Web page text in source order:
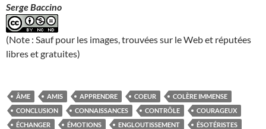
Serge Baccino
(Note : Sauf pour les images, trouvées sur le Web et réputées
libres et gratuites)
ÂME AMIS APPRENDRE COEUR
COLÈRE IMMENSE
CONCLUSION
CONNAISSANCES CONTRÔLE
COURAGEUX
ÉCHANGER
ÉMOTIONS ENGLOUTISSEMENT
ÉSOTÉRISTES